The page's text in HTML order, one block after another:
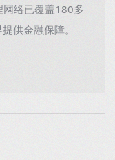
网络已覆盖180多
供金融保障。